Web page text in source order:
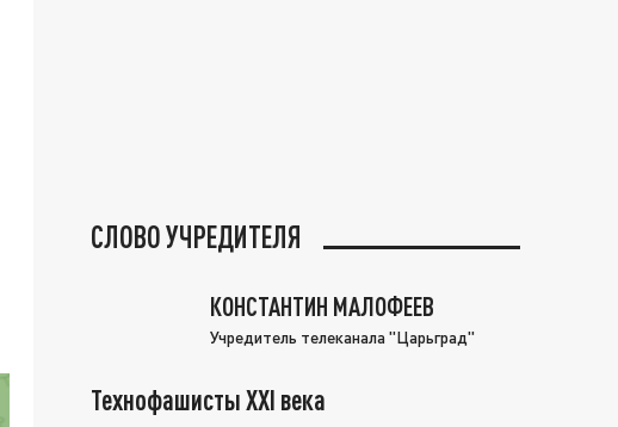
СЛОВО УЧРЕДИТЕЛЯ
КОНСТАНТИН МАЛОФЕЕВ
Учредитель телеканала "Царьград"
Технофашисты XXI века